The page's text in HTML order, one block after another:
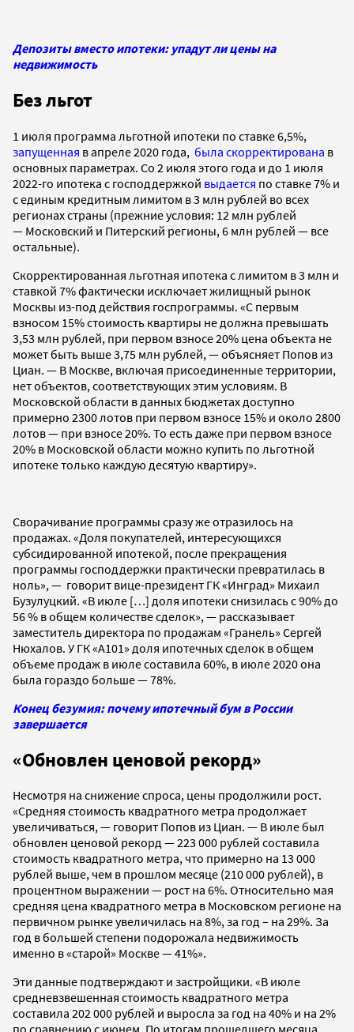
Депозиты вместо ипотеки: упадут ли цены на
недвижимость
Без льгот
1 июля программа льготной ипотеки по ставке 6,5%,
запущенная в апреле 2020 года, была скорректирована в
основных параметрах. Со 2 июля этого года и до 1 июля
2022-го ипотека с господдержкой выдается по ставке 7% и
с единым кредитным лимитом в 3 млн рублей во всех
регионах страны (прежние условия: 12 млн рублей
— Московский и Питерский регионы, 6 млн рублей — все
остальные).
Скорректированная льготная ипотека с лимитом в 3 млн и
ставкой 7% фактически исключает жилищный рынок
Москвы из-под действия госпрограммы. «С первым
взносом 15% стоимость квартиры не должна превышать
3,53 млн рублей, при первом взносе 20% цена объекта не
может быть выше 3,75 млн рублей, — объясняет Попов из
Циан. — В Москве, включая присоединенные территории,
нет объектов, соответствующих этим условиям. В
Московской области в данных бюджетах доступно
примерно 2300 лотов при первом взносе 15% и около 2800
лотов — при взносе 20%. То есть даже при первом взносе
20% в Московской области можно купить по льготной
ипотеке только каждую десятую квартиру».
Сворачивание программы сразу же отразилось на
продажах. «Доля покупателей, интересующихся
субсидированной ипотекой, после прекращения
программы господдержки практически превратилась в
ноль», — говорит вице-президент ГК «Инград» Михаил
Бузулуцкий. «В июле […] доля ипотеки снизилась с 90% до
56 % в общем количестве сделок», — рассказывает
заместитель директора по продажам «Гранель» Сергей
Нюхалов. У ГК «А101» доля ипотечных сделок в общем
объеме продаж в июле составила 60%, в июле 2020 она
была гораздо больше — 78%.
Конец безумия: почему ипотечный бум в России
завершается
«Обновлен ценовой рекорд»
Несмотря на снижение спроса, цены продолжили рост.
«Средняя стоимость квадратного метра продолжает
увеличиваться, — говорит Попов из Циан. — В июле был
обновлен ценовой рекорд — 223 000 рублей составила
стоимость квадратного метра, что примерно на 13 000
рублей выше, чем в прошлом месяце (210 000 рублей), в
процентном выражении — рост на 6%. Относительно мая
средняя цена квадратного метра в Московском регионе на
первичном рынке увеличилась на 8%, за год – на 29%. За
год в большей степени подорожала недвижимость
именно в «старой» Москве — 41%».
Эти данные подтверждают и застройщики. «В июле
средневзвешенная стоимость квадратного метра
составила 202 000 рублей и выросла за год на 40% и на 2%